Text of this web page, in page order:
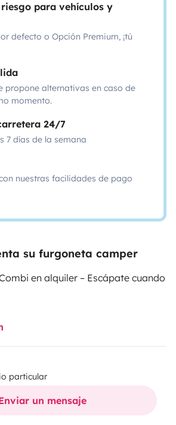
para vehículos y
defecto o Opción Premium, ¡tú
propone alternativas en caso de
momento.
24/7
7 días de la semana
nuestras facilidades de pago
su furgoneta camper
en alquiler – Escápate cuando
diferente? Disfruta de la
tu ritmo con esta clásica y cómoda
aventura. Ideal para desconectar,
particular
un mensaje